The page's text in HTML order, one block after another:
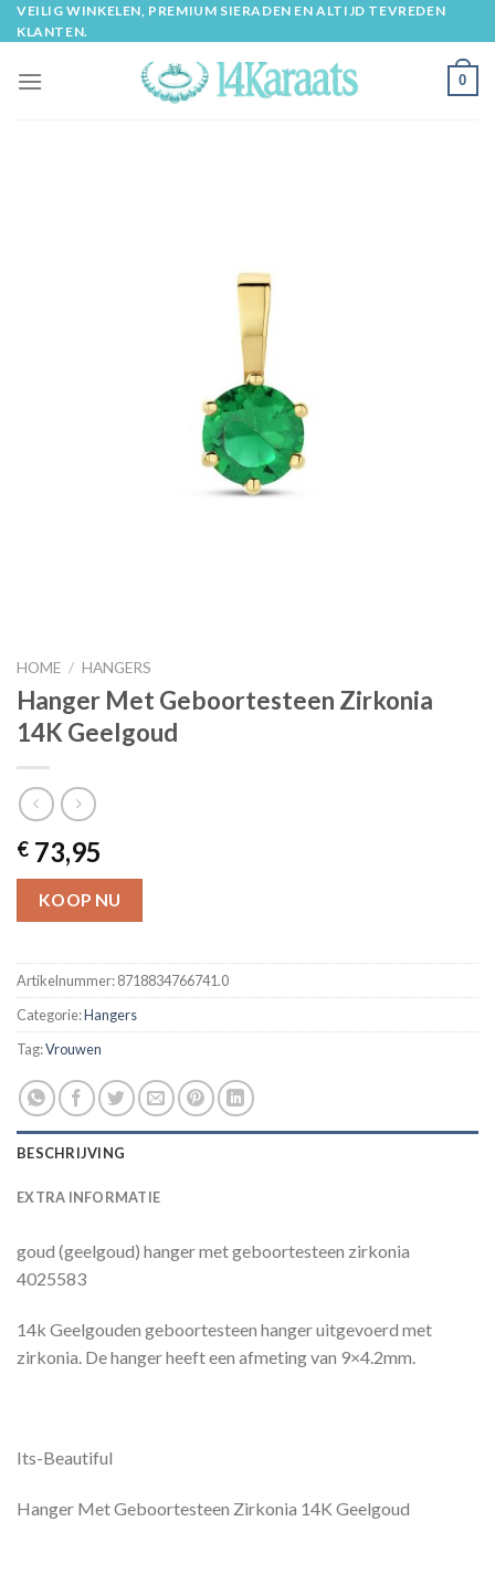
Skip
to
VEILIG WINKELEN, PREMIUM SIERADEN EN ALTIJD TEVREDEN
KLANTEN.
0
HOME / HANGERS
Hanger Met Geboortesteen Zirkonia
14K Geelgoud
€ 73,95
KOOP NU
Artikelnummer:8718834766741.0
Categorie:Hangers
Tag:Vrouwen
BESCHRIJVING
EXTRA INFORMATIE
goud (geelgoud) hanger met geboortesteen zirkonia
4025583
14k Geelgouden geboortesteen hanger uitgevoerd met
zirkonia. De hanger heeft een afmeting van 9×4.2mm.
Its-Beautiful
Hanger Met Geboortesteen Zirkonia 14K Geelgoud